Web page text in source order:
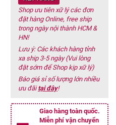
Shop ưu tiên xữ lý các đơn
đặt hàng Online, free ship
trong ngày nội thành HCM &
HN!
Lưu ý: Các khách hàng tỉnh
xa ship 3-5 ngày (Vui lòng
đặt sớm để Shop kịp xữ lý)
Báo giá sỉ số lượng lớn nhiều
ưu đãitại đây!
Giao hàng toàn quốc.
Miễn phí vận chuyển